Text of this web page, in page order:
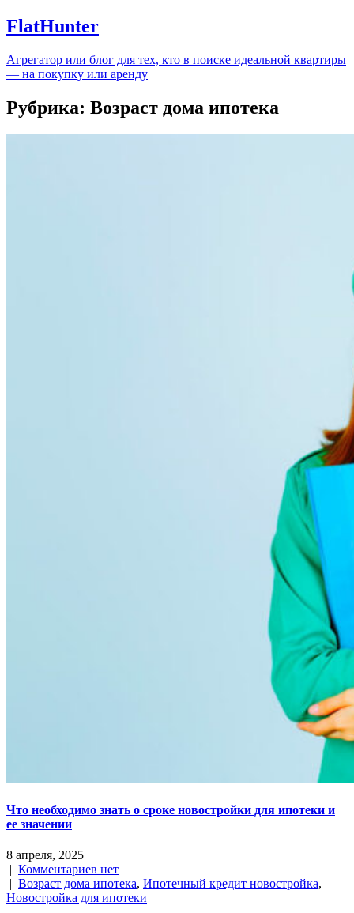
FlatHunter
Агрегатор или блог для тех, кто в поиске идеальной квартиры
— на покупку или аренду
Рубрика: Возраст дома ипотека
Что необходимо знать о сроке новостройки для ипотеки и
ее значении
8 апреля, 2025
| Комментариев нет
| Возраст дома ипотека, Ипотечный кредит новостройка,
Новостройка для ипотеки